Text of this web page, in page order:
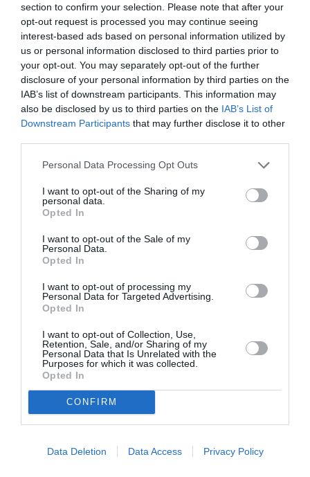
section to confirm your selection. Please note that after your
opt-out request is processed you may continue seeing
interest-based ads based on personal information utilized by
us or personal information disclosed to third parties prior to
your opt-out. You may separately opt-out of the further
disclosure of your personal information by third parties on the
IAB’s list of downstream participants. This information may
also be disclosed by us to third parties on the IAB’s List of
Downstream Participants that may further disclose it to other
Personal Data Processing Opt Outs
I want to opt-out of the Sharing of my
personal data.
Opted In
I want to opt-out of the Sale of my
Personal Data.
Opted In
I want to opt-out of processing my
Personal Data for Targeted Advertising.
Opted In
I want to opt-out of Collection, Use,
Retention, Sale, and/or Sharing of my
Personal Data that Is Unrelated with the
Purposes for which it was collected.
Opted In
CONFIRM
Data Deletion Data Access Privacy Policy
NOUS SOUTENIR
PARTAGER L'ARTICLE
COMMENTAIRE(S)
Tony de Bresta commenté :
della Sera, consacré à la situation financière d’Air India, le
journaliste Leonard Berberi souligne que, pendant des
années, les vols long‑courriers de la compagnie offraient une
expérience très aléatoire. De nombreux dysfonctionnements
étaient régulièrement signalés à bord : systèmes de
divertissement hors service, équipements défectueux
(sièges, tablettes, lampes) et passagers fréquemment
témoignages dressaient ainsi le tableau d’un service
largement dégradé et peu fiable. À ces difficultés s’ajoutaient
des situations plus préoccupantes encore, telles que des
problématiques de certains membres d’équipage, des